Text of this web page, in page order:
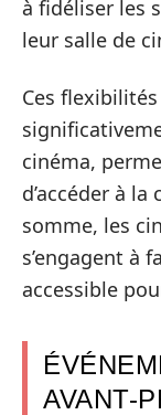
à fidéliser les
leur salle de
Ces
cinéma,
d’accéder à
somme, les
s’engagent à
accessible
AVANT-